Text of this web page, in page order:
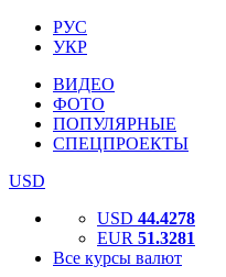
РУС
УКР
ВИДЕО
ФОТО
ПОПУЛЯРНЫЕ
СПЕЦПРОЕКТЫ
USD
USD 44.4278
EUR 51.3281
Все курсы валют